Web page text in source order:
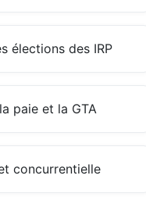
élections des IRP
paie et la GTA
concurrentielle